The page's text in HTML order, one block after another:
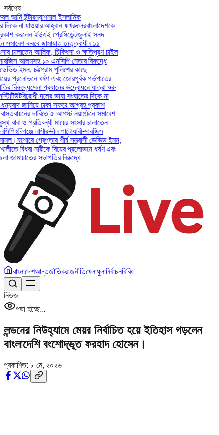
সর্বশেষ
ইন্টারন্যাশনাল ইসলামিক
না যাওয়ার আহ্বান ফখরুলেরবাংলাদেশকে
করলেন ইউএই প্রেসিডেন্টজুলাই সনদ
করবে জামায়াত নেতৃত্বাধীন ১১
চালাতেন আলিফ, চিকিৎসা ও ক্ষতিপূরণ চাইল
আলমসহ ১০ এনসিপি নেতার বিরুদ্ধে
ইমন, চট্টগ্রাম পুলিশের কাছে
প্রলোভনে ধর্ষণ এবং জোরপূর্বক গর্ভপাতের
বিরুদ্ধেসেনা প্রধানের উদ্বোধনে যাত্রা শুরু
বিরোধী দলের ভাষা সংঘাতের দিকে না
জানিয়ে ঢাকা সফরে আগ্রহ প্রকাশ
দাবিতে ৫ আগস্ট নয়াপল্টনে সমাবেশ
ও প্রতিবন্ধী মায়ের সংসার চালাতেন
হবিগঞ্জে নাসীরুদ্দীন পাটোয়ারী-সারজিস
যশোরে গ্রেপ্তার শীর্ষ সন্ত্রাসী ডেভিড ইমন,
বিধবা নারীকে বিয়ের প্রলোভনে ধর্ষণ এবং
সভাপতির বিরুদ্ধে
বাংলাদেশআন্তর্জাতিকরাজনীতিখেলাধুলানির্বাচনবিবিধ
নিউজ
পড়া হচ্ছে...
লন্ডনের নিউহ্যামে মেয়র নির্বাচিত হয়ে ইতিহাস গড়লেন
বাংলাদেশি বংশোদ্ভূত ফরহাদ হোসেন।
প্রকাশিত: ৮ মে, ২০২৬